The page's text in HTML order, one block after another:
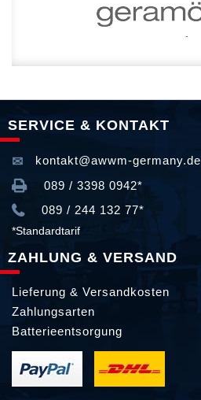
SERVICE & KONTAKT
kontakt@awwm-germany.de
089 / 3398 0942*
089 / 244 132 77*
*Standardtarif
ZAHLUNG & VERSAND
Lieferung & Versandkosten
Zahlungsarten
Batterieentsorgung